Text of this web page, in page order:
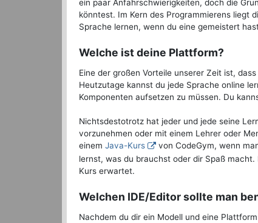
ein paar Anfahrschwierigkeiten, doch die
könntest. Im Kern des Programmierens liegt
Sprache lernen, wenn du eine gemeistert
Welche ist deine Plattform?
Eine der großen Vorteile unserer Zeit ist,
Heutzutage kannst du jede Sprache online
Komponenten aufsetzen zu müssen. Du
Nichtsdestotrotz hat jeder und jede seine
vorzunehmen oder mit einem Lehrer oder
einem Java-Kurs
von CodeGym, wenn
lernst, was du brauchst oder dir Spaß
Kurs erwartet.
Welchen IDE/Editor sollte man
Nachdem du dir ein Modell und eine